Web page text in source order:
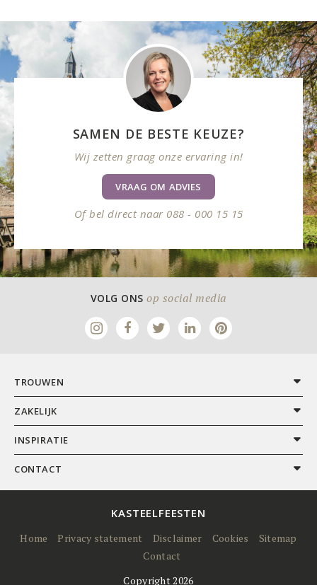
SAMEN DE BESTE KEUZE?
Wij zetten graag onze ervaring in!
VRAAG OM ADVIES
Of bel direct naar 088 - 000 15 15
VOLG ONS op social media
TROUWEN
ZAKELIJK
INSPIRATIE
CONTACT
KASTEELFEESTEN
Home Privacy statement Disclaimer Cookies
Sitemap
Contact
Copyright 2026